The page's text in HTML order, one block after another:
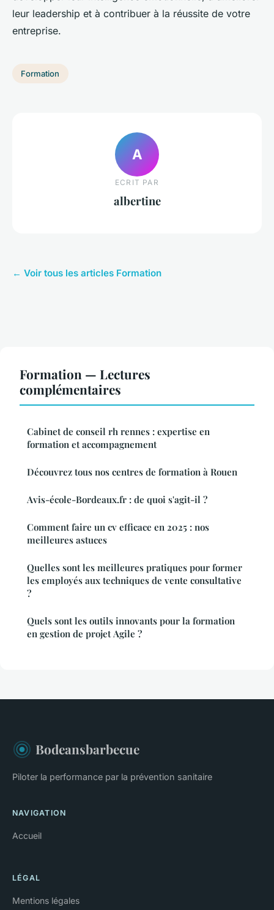
leur leadership et à contribuer à la réussite de votre
entreprise.
Formation
A
ECRIT PAR
albertine
← Voir tous les articles Formation
Formation — Lectures
complémentaires
Cabinet de conseil rh rennes : expertise en
formation et accompagnement
Découvrez tous nos centres de formation à Rouen
Avis-école-Bordeaux.fr : de quoi s'agit-il ?
Comment faire un cv efficace en 2025 : nos
meilleures astuces
Quelles sont les meilleures pratiques pour former
les employés aux techniques de vente consultative
?
Quels sont les outils innovants pour la formation
en gestion de projet Agile ?
Bodeansbarbecue
Piloter la performance par la prévention sanitaire
NAVIGATION
Accueil
LÉGAL
Mentions légales